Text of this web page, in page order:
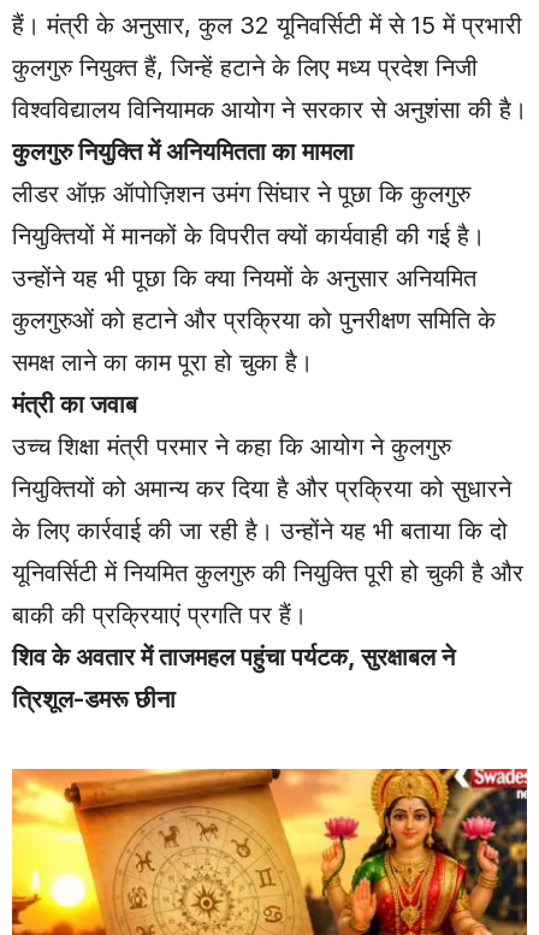
हैं। मंत्री के अनुसार, कुल 32 यूनिवर्सिटी में से 15 में प्रभारी
कुलगुरु नियुक्त हैं, जिन्हें हटाने के लिए मध्य प्रदेश निजी
विश्वविद्यालय विनियामक आयोग ने सरकार से अनुशंसा की है।
कुलगुरु नियुक्ति में अनियमितता का मामला
लीडर ऑफ़ ऑपोज़िशन उमंग सिंघार ने पूछा कि कुलगुरु
नियुक्तियों में मानकों के विपरीत क्यों कार्यवाही की गई है।
उन्होंने यह भी पूछा कि क्या नियमों के अनुसार अनियमित
कुलगुरुओं को हटाने और प्रक्रिया को पुनरीक्षण समिति के
समक्ष लाने का काम पूरा हो चुका है।
मंत्री का जवाब
उच्च शिक्षा मंत्री परमार ने कहा कि आयोग ने कुलगुरु
नियुक्तियों को अमान्य कर दिया है और प्रक्रिया को सुधारने
के लिए कार्रवाई की जा रही है। उन्होंने यह भी बताया कि दो
यूनिवर्सिटी में नियमित कुलगुरु की नियुक्ति पूरी हो चुकी है और
बाकी की प्रक्रियाएं प्रगति पर हैं।
शिव के अवतार में ताजमहल पहुंचा पर्यटक, सुरक्षाबल ने
त्रिशूल-डमरू छीना